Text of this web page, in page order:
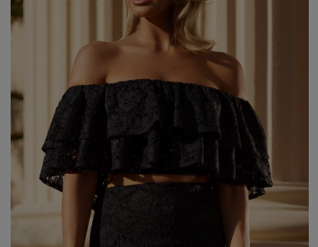
CASUAL - KLEIDER
SPANISCHE KLEIDER
PASTELLKLEIDER
BROKATKLEIDER
ALLES ANZEIGEN ENTDECKEN SIE DIE NEUHEITEN